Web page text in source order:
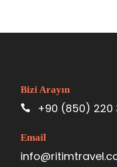
Bizi Arayın
+90 (850) 220
Email